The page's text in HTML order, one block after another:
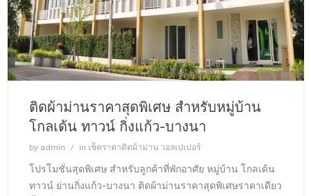
ติดผ้าม่านราคาสุดพิเศษ สำหรับหมู่บ้าน
โกลเด้น ทาวน์ กิ่งแก้ว-บางนา
by admin in เช็คราคาติดผ้าม่าน วอลเปเปอร์
โปรโมชั่นสุดพิเศษ สำหรับลูกค้าที่พักอาศัย หมู่บ้าน โกลเด้น
ทาวน์ ย่านกิ่งแก้ว-บางนา ติดผ้าม่านราคาสุดพิเศษราคาเดียว